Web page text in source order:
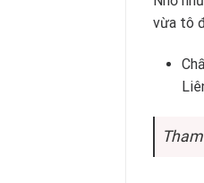
vừa tô